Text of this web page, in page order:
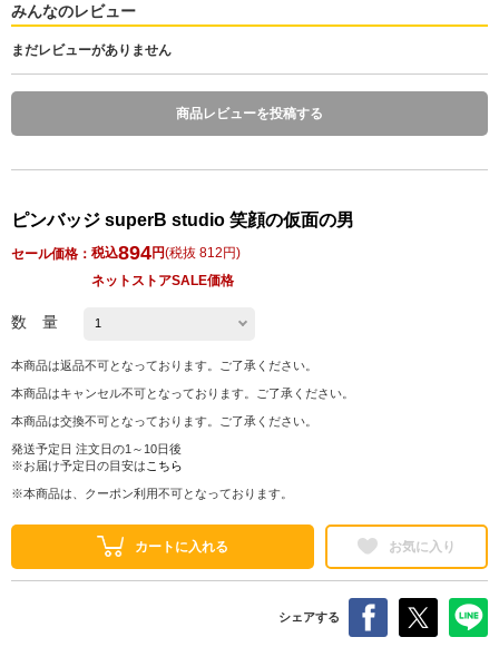
みんなのレビュー
まだレビューがありません
商品レビューを投稿する
ピンバッジ superB studio 笑顔の仮面の男
セール価格： 税込894円(税抜 812円)
ネットストアSALE価格
数 量
本商品は返品不可となっております。ご了承ください。
本商品はキャンセル不可となっております。ご了承ください。
本商品は交換不可となっております。ご了承ください。
発送予定日 注文日の1～10日後
※お届け予定日の目安は こちら
※本商品は、クーポン利用不可となっております。
カートに入れる お気に入り
シェアする